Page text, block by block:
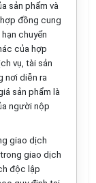
sản phẩm và
ợp đồng cung
chuyển
của hợp
vụ, tài sản
nơi diễn ra
sản phẩm là
người nộp
giao dịch
giao dịch
độc lập